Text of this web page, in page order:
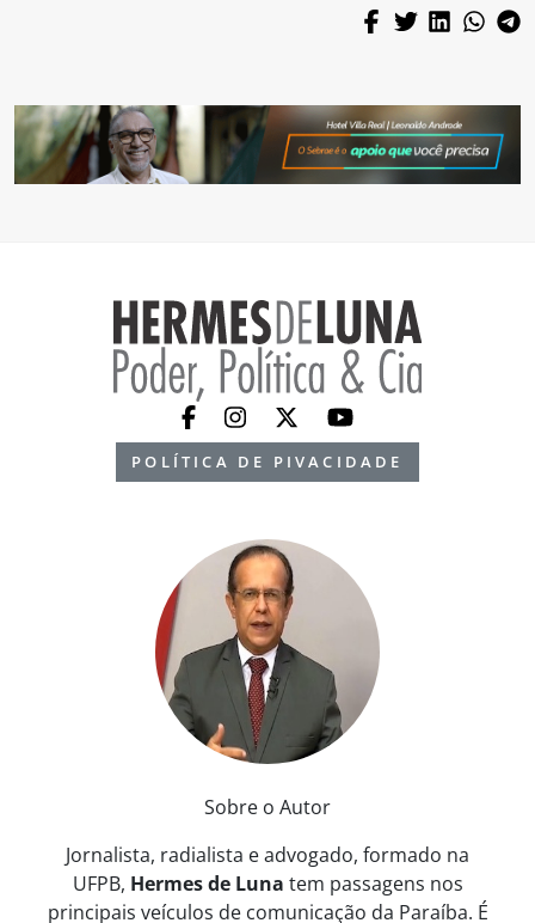
POLÍTICA DE PIVACIDADE
Sobre o Autor
Jornalista, radialista e advogado, formado na
UFPB, Hermes de Luna tem passagens nos
principais veículos de comunicação da Paraíba. É